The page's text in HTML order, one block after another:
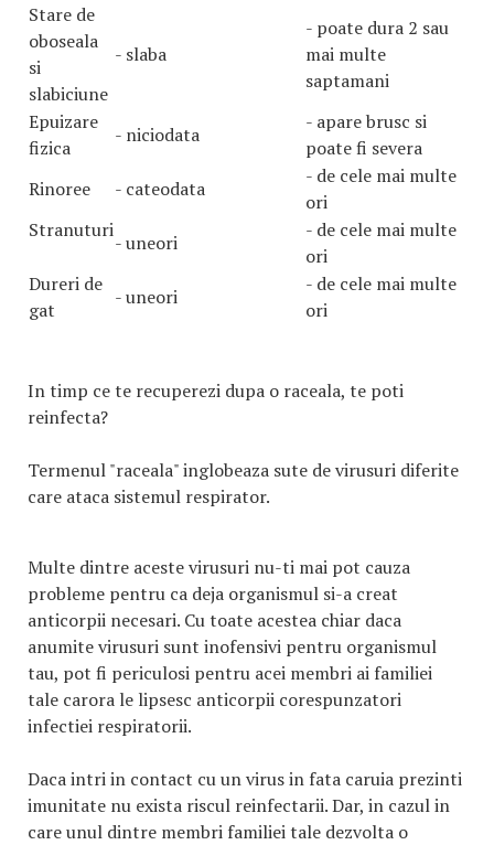
Stare de
oboseala
si
slabiciune
- slaba
- poate dura 2 sau
mai multe
saptamani
Epuizare
fizica
- niciodata
- apare brusc si
poate fi severa
Rinoree
- cateodata
- de cele mai multe
ori
Stranuturi
- uneori
- de cele mai multe
ori
Dureri de
gat
- uneori
- de cele mai multe
ori
In timp ce te recuperezi dupa o raceala, te poti
reinfecta?
Termenul "raceala" inglobeaza sute de virusuri diferite
care ataca sistemul respirator.
Multe dintre aceste virusuri nu-ti mai pot cauza
probleme pentru ca deja organismul si-a creat
anticorpii necesari. Cu toate acestea chiar daca
anumite virusuri sunt inofensivi pentru organismul
tau, pot fi periculosi pentru acei membri ai familiei
tale carora le lipsesc anticorpii corespunzatori
infectiei respiratorii.
Daca intri in contact cu un virus in fata caruia prezinti
imunitate nu exista riscul reinfectarii. Dar, in cazul in
care unul dintre membri familiei tale dezvolta o